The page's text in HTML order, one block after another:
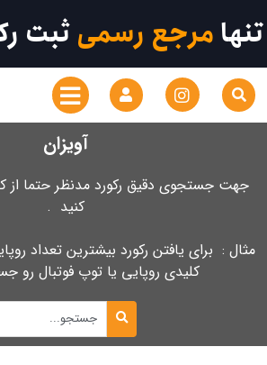
تنهامرجع رسمیثبت
آویزان
جهت جستجوی دقیق رکورد مدنظر حتما از
کنید .
مثال : برای یافتن رکورد بیشترین تعداد
کلیدی روپایی یا توپ فوتبال رو